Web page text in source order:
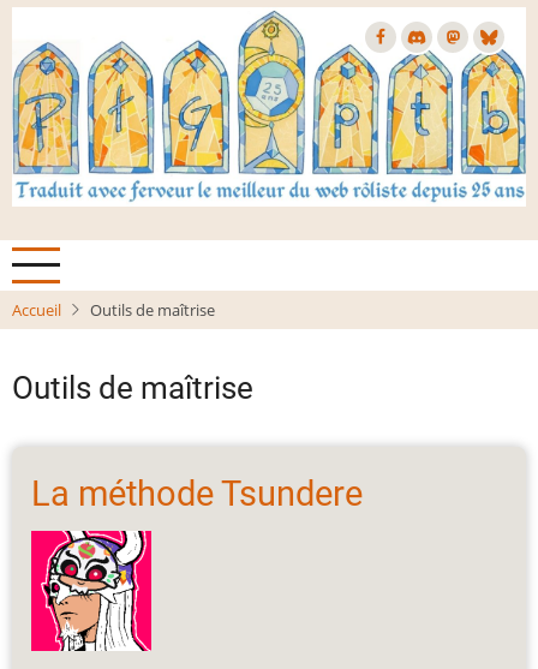
Aller
contenu
principal
Accueil Outils de maîtrise
Outils de maîtrise
La méthode Tsundere